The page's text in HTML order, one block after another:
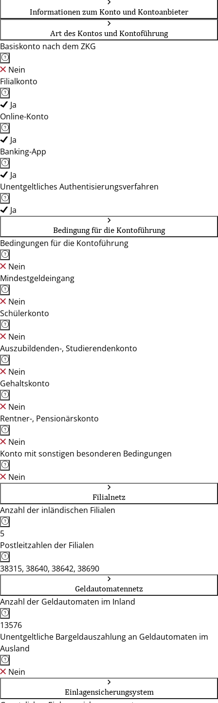
Informationen zum Konto und Kontoanbieter
Art des Kontos und Kontoführung
Basiskonto nach dem ZKG
Nein
Filialkonto
Ja
Online-Konto
Ja
Banking-App
Ja
Unentgeltliches Authentisierungsverfahren
Ja
Bedingung für die Kontoführung
Bedingungen für die Kontoführung
Nein
Mindestgeldeingang
Nein
Schülerkonto
Nein
Auszubildenden-, Studierendenkonto
Nein
Gehaltskonto
Nein
Rentner-, Pensionärskonto
Nein
Konto mit sonstigen besonderen Bedingungen
Nein
Filialnetz
Anzahl der inländischen Filialen
5
Postleitzahlen der Filialen
38315, 38640, 38642, 38690
Geldautomatennetz
Anzahl der Geldautomaten im Inland
13576
Unentgeltliche Bargeldauszahlung an Geldautomaten im
Ausland
Nein
Einlagensicherungsystem